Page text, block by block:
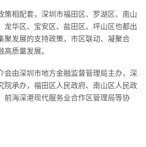
策相配套，深圳市福田区、罗湖区、南山
龙华区、宝安区、盐田区、坪山区也都出
聚发展的支持政策，市区联动、凝聚合
高质量发展。
会由深圳市地方金融监督管理局主办，深
院承办，福田区人民政府、南山区人民政
前海深港现代服务业合作区管理局等协